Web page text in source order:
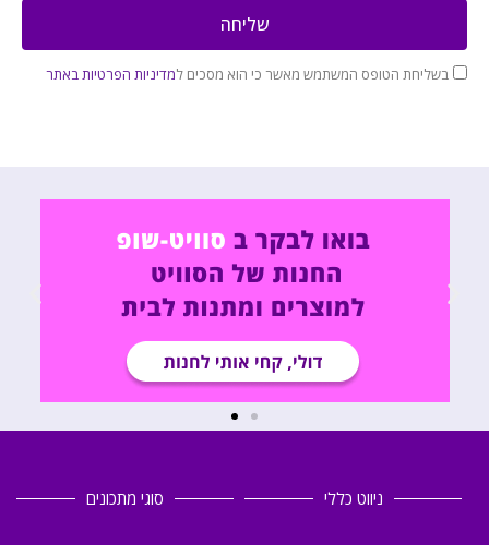
בשליחת הטופס המשתמש מאשר כי הוא מסכים למדיניות הפרטיות באתר
שליחה
ניווט כללי סוגי מתכונים